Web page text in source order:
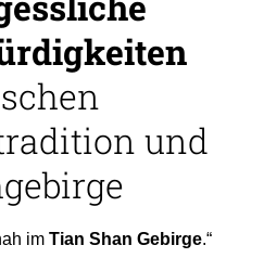
und
im Tian Shan Gebirge.“